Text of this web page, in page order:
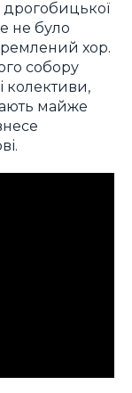
дрогобицької
не було
хор.
собору
колективи,
майже